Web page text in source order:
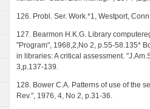
126. Probl. Ser. Work.*1, Westport,
127. Bearmon H.K.G. Library
"Program", 1968,2,No 2, p.55-58.135*
in libraries: A critical assessment.
3,p.137-139.
128. Bower C.A. Patterns of use of the
Rev.", 1976, 4, No 2, p.31-36.